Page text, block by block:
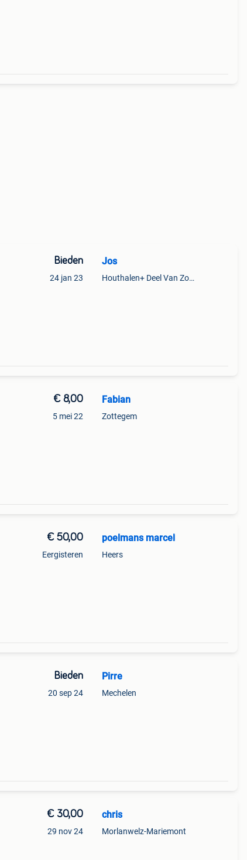
Bieden
24 jan 23
Jos
Houthalen+ Deel Van Zonhoven En Zolder
€ 8,00
5 mei 22
Fabian
Zottegem
€ 50,00
Eergisteren
poelmans marcel
Heers
Bieden
20 sep 24
Pirre
Mechelen
€ 30,00
29 nov 24
chris
Morlanwelz-Mariemont